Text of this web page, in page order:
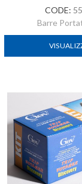
CODE:
Barre